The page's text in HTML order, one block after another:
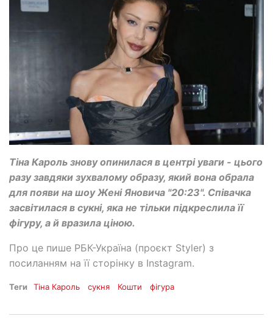
Тіна Кароль знову опинилася в центрі уваги - цього
разу завдяки зухвалому образу, який вона обрала
для появи на шоу Жені Яновича "20:23". Співачка
засвітилася в сукні, яка не тільки підкреслила її
фігуру, а й вразила ціною.
Про це пише РБК-Україна (проєкт Styler) з
посиланням на її сторінку в Instagram.
Теги Тіна Кароль сукня Кошти фігура